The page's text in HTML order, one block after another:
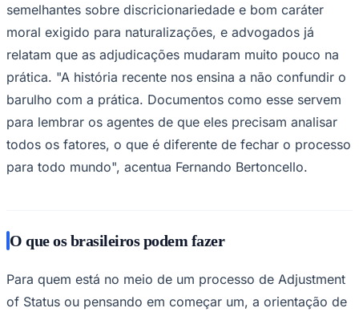
semelhantes sobre discricionariedade e bom caráter
moral exigido para naturalizações, e advogados já
relatam que as adjudicações mudaram muito pouco na
prática. "A história recente nos ensina a não confundir o
barulho com a prática. Documentos como esse servem
para lembrar os agentes de que eles precisam analisar
todos os fatores, o que é diferente de fechar o processo
para todo mundo", acentua Fernando Bertoncello.
O que os brasileiros podem fazer
Para quem está no meio de um processo de Adjustment
of Status ou pensando em começar um, a orientação de